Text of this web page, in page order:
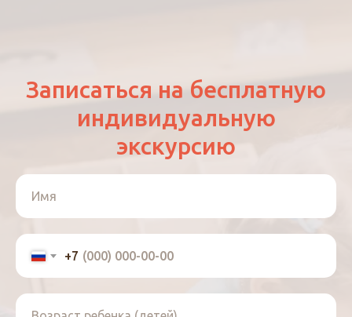
Записаться на бесплатную
индивидуальную
экскурсию
Имя
+7